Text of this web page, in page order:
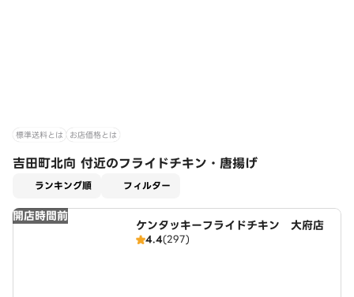
標準送料とは お店価格とは
吉田町北向 付近のフライドチキン・唐揚げ
ランキング順 フィルター
開店時間前
ケンタッキーフライドチキン 大府店
4.4(297)